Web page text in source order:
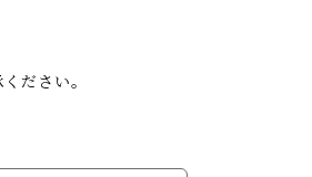
ださい。